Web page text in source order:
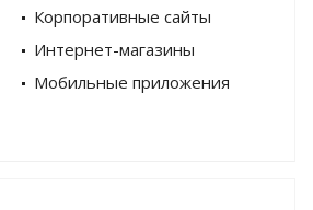
Корпоративные сайты
Интернет-магазины
Мобильные приложения